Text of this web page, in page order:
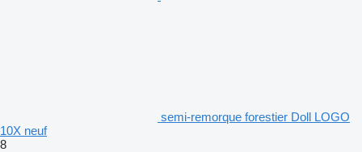
semi-remorque forestier Doll LOGO
10X neuf
8